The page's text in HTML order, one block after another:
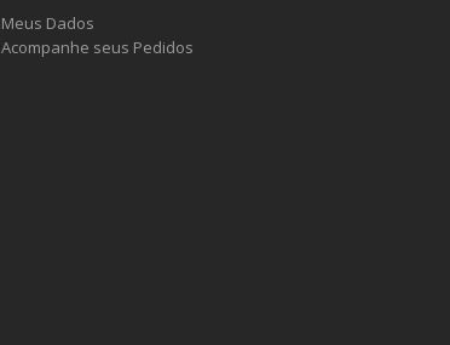
Meus Dados
Acompanhe seus Pedidos